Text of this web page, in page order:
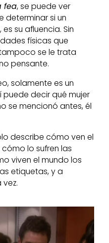
fea, se puede ver
determinar si un
su afluencia. Sin
físicas que
se le trata
pensante.
solamente es un
puede decir qué mujer
se mencionó antes, él
describe cómo ven el
lo sufren las
viven el mundo los
etiquetas, y a